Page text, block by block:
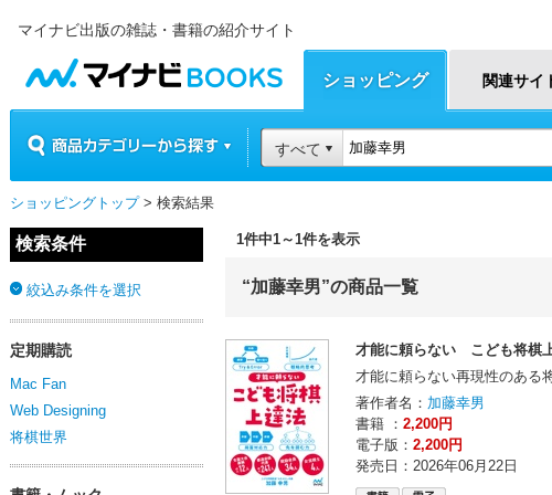
マイナビ出版の雑誌・書籍の紹介サイト
マイナビBOOKS
ショッピング 関連サイ
すべて
ショッピングトップ> 検索結果
1件中1～1件を表示
“加藤幸男”の商品一覧
才能に頼らない こども将棋
才能に頼らない再現性のある
著作者名： 加藤幸男
書籍 ： 2,200円
電子版： 2,200円
発売日：2026年06月22日
検索条件
絞込み条件を選択
定期購読
Mac Fan
Web Designing
将棋世界